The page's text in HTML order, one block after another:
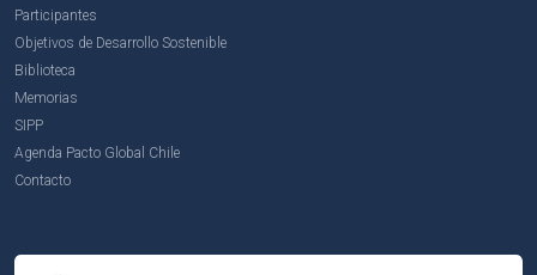
Participantes
Objetivos de Desarrollo Sostenible
Biblioteca
Memorias
SIPP
Agenda Pacto Global Chile
Contacto